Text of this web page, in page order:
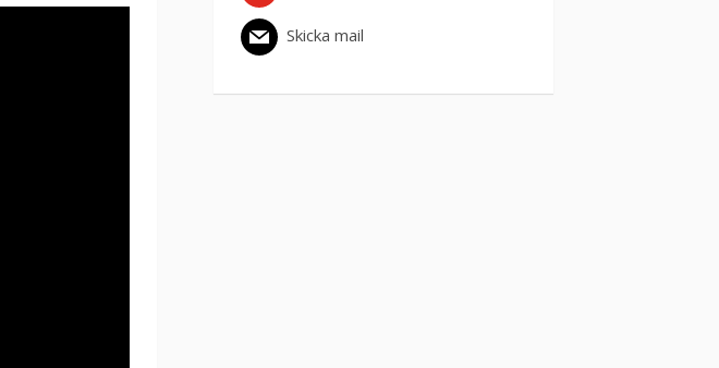
Skicka mail